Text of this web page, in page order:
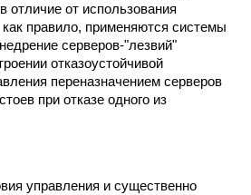
отличие от использования
правило, применяются системы
серверов-"лезвий"
отказоустойчивой
переназначением серверов
при отказе одного из
управления и существенно